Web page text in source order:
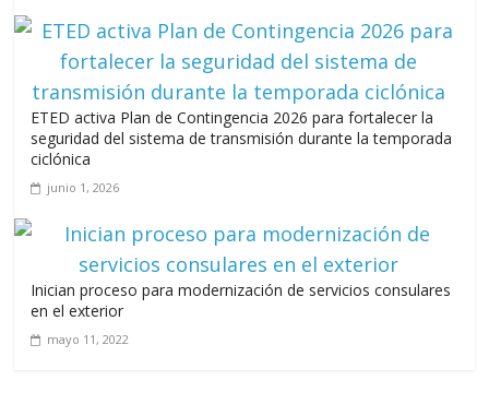
ETED activa Plan de Contingencia 2026 para fortalecer la
seguridad del sistema de transmisión durante la temporada
ciclónica
junio 1, 2026
Inician proceso para modernización de servicios consulares
en el exterior
mayo 11, 2022